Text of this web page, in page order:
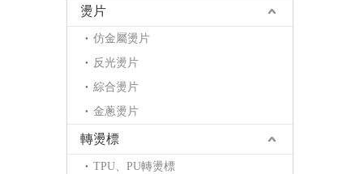
燙片
仿金屬燙片
反光燙片
綜合燙片
金蔥燙片
轉燙標
TPU、PU轉燙標